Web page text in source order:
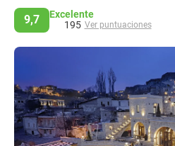
9,7
Excelente
195 Ver puntuaciones